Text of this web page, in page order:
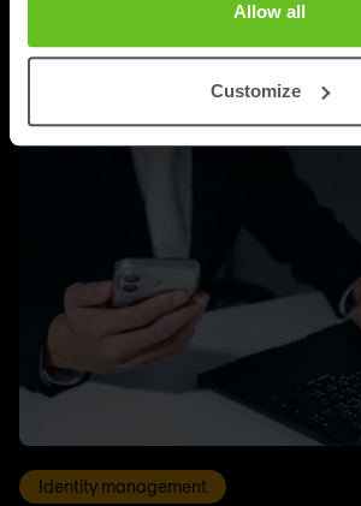
Allow all
Customize
Laatste nieuws en blog
Identity management